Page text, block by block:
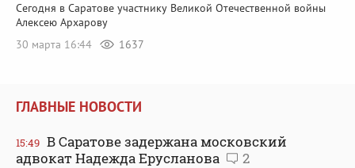
Сегодня в Саратове участнику Великой Отечественной войны
Алексею Архарову
30 марта 16:44
1637
ГЛАВНЫЕ НОВОСТИ
15:49 В Саратове задержана московский
адвокат Надежда Ерусланова
2